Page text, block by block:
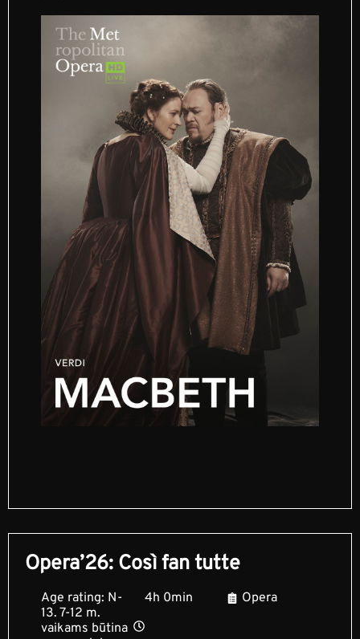
Opera’26: Così fan tutte
Age rating: N-
13. 7-12 m.
vaikams būtina
4h 0min Opera